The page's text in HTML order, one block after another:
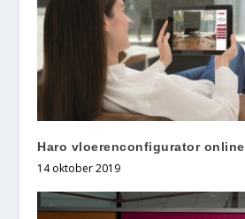
Haro vloerenconfigurator online
14 oktober 2019